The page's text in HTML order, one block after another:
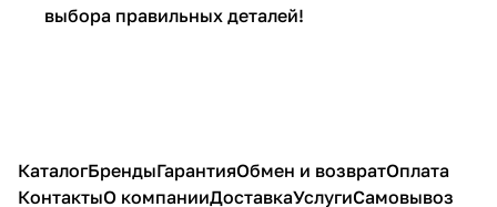
выбора правильных деталей!
КаталогБрендыГарантияОбмен и возвратОплата
КонтактыО компанииДоставкаУслугиСамовывоз